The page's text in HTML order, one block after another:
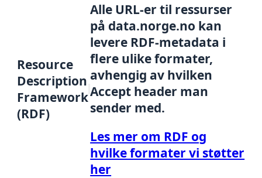
Resource
Description
Framework
(RDF)
Alle URL-er til ressurser
på data.norge.no kan
levere RDF-metadata i
flere ulike formater,
avhengig av hvilken
Accept header man
sender med.
Les mer om RDF og
hvilke formater vi støtter
her